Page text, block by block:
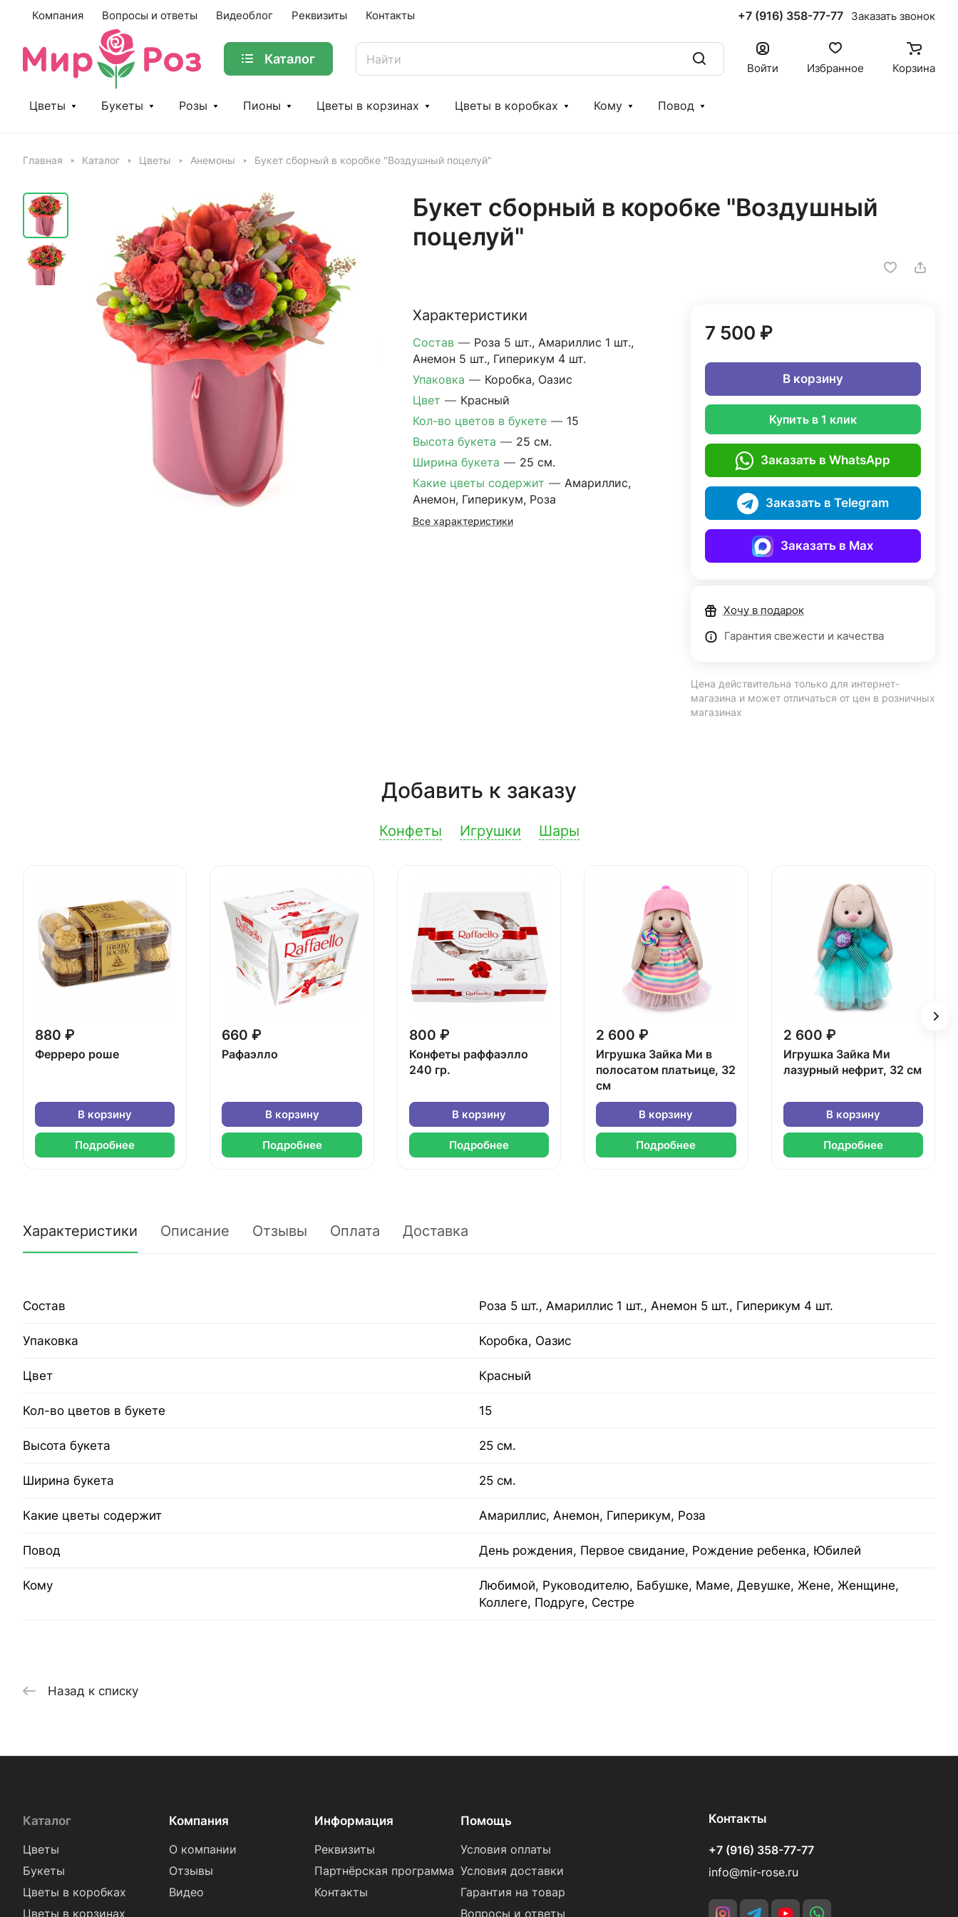
Компания Вопросы и ответы Видеоблог Реквизиты Контакты +7 (916) 358-77-77 Заказать звонок
Каталог
Войти Избранное Корзина
Цветы Букеты Розы Пионы Цветы в корзинах Цветы в коробках Кому Повод
Главная Каталог Цветы Анемоны Букет сборный в коробке "Воздушный поцелуй"
Букет сборный в коробке "Воздушный
поцелуй"
Характеристики
Состав — Роза 5 шт., Амариллис 1 шт.,
Анемон 5 шт., Гиперикум 4 шт.
Упаковка — Коробка, Оазис
Цвет — Красный
Кол-во цветов в букете — 15
Высота букета — 25 см.
Ширина букета — 25 см.
Какие цветы содержит — Амариллис,
Анемон, Гиперикум, Роза
Все характеристики
7 500 ₽
В корзину
Купить в 1 клик
Заказать в WhatsApp
Заказать в Telegram
Заказать в Max
Хочу в подарок
Гарантия свежести и качества
Цена действительна только для интернет-
магазина и может отличаться от цен в розничных
магазинах
Добавить к заказу
Конфеты Игрушки Шары
880 ₽
Ферреро роше
В корзину
Подробнее
660 ₽
Рафаэлло
В корзину
Подробнее
800 ₽
Конфеты раффаэлло
240 гр.
В корзину
Подробнее
2 600 ₽
Игрушка Зайка Ми в
полосатом платьице, 32
см
В корзину
Подробнее
2 600 ₽
Игрушка Зайка Ми
лазурный нефрит, 32 см
В корзину
Подробнее
Характеристики Описание Отзывы Оплата Доставка
Состав Роза 5 шт., Амариллис 1 шт., Анемон 5 шт., Гиперикум 4 шт.
Упаковка Коробка, Оазис
Цвет Красный
Кол-во цветов в букете 15
Высота букета 25 см.
Ширина букета 25 см.
Какие цветы содержит Амариллис, Анемон, Гиперикум, Роза
Повод День рождения, Первое свидание, Рождение ребенка, Юбилей
Кому
Любимой, Руководителю, Бабушке, Маме, Девушке, Жене, Женщине,
Коллеге, Подруге, Сестре
Назад к списку
Каталог
Цветы
Букеты
Цветы в коробках
Цветы в корзинах
Компания
О компании
Отзывы
Видео
Информация
Реквизиты
Партнёрская программа
Контакты
Помощь
Условия оплаты
Условия доставки
Гарантия на товар
Вопросы и ответы
Контакты
+7 (916) 358-77-77
info@mir-rose.ru